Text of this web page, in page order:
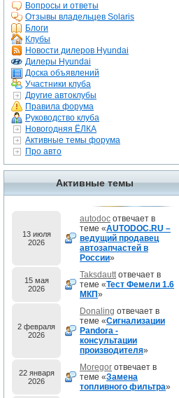
Вопросы и ответы
Отзывы владельцев Solaris
Блоги
Клубы
Новости дилеров Hyundai
Дилеры Hyundai
Доска объявлений
Участники клуба
Другие автоклубы
Правила форума
Руководство клуба
Новогодняя ЁЛКА
Активные темы форума
Про авто
Активные темы
13 июля
2026
autodoc отвечает в
теме «AUTODOC.RU –
ведущий продавец
автозапчастей в
России»
15 мая
2026
Taksdauttотвечает в
теме «Тест Фемели 1.6
МКП»
2 февраля
2026
Donaling отвечает в
теме «Сигнализации
Pandora -
консультации
производителя»
22 января
2026
Moregor отвечает в
теме «Замена
топливного фильтра»